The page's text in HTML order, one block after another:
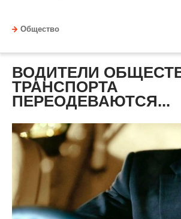
Общество
ВОДИТЕЛИ
ТРАНСПОРТА
ПЕРЕОДЕВАЮТСЯ...